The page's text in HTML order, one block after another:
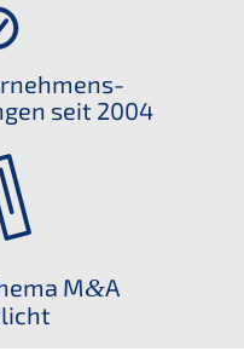
seit 2004
M&A